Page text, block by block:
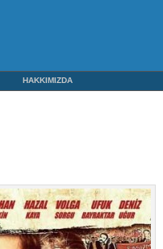
HAKKIMIZDA